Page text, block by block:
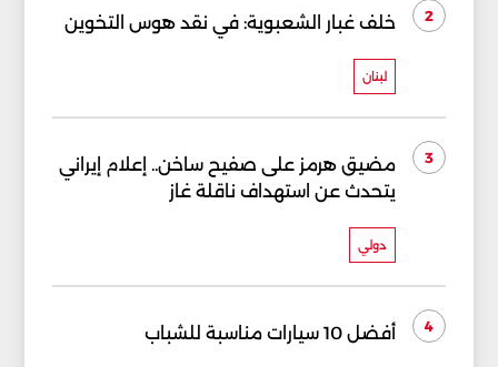
2 خلف غبار الشعبوية: في نقد هوس التخوين
لبنان
3
مضيق هرمز على صفيح ساخن.. إعلام إيراني
يتحدث عن استهداف ناقلة غاز
دولي
4 أفضل 10 سيارات مناسبة للشباب